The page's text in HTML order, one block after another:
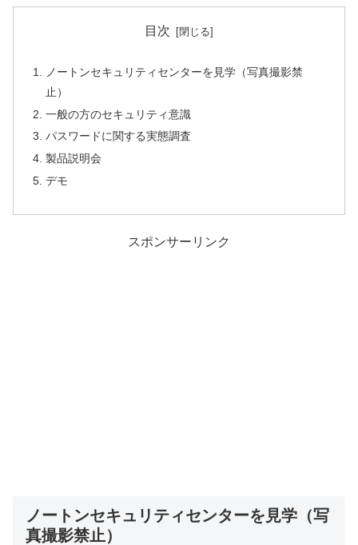
目次
ノートンセキュリティセンターを見学（写真撮影禁
止）
一般の方のセキュリティ意識
パスワードに関する実態調査
製品説明会
デモ
スポンサーリンク
ノートンセキュリティセンターを見学（写
真撮影禁止）